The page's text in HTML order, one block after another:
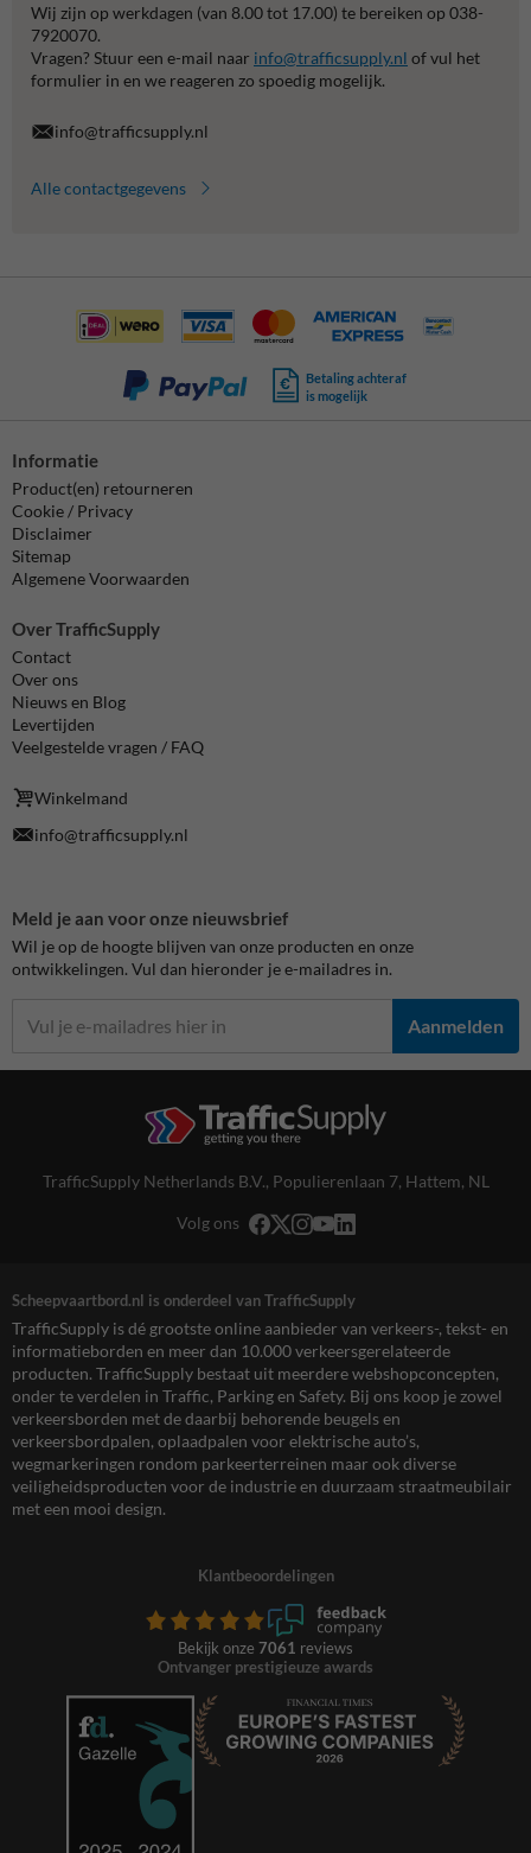
Wij zijn op werkdagen (van 8.00 tot 17.00) te bereiken op 038-
7920070.
Vragen? Stuur een e-mail naar info@trafficsupply.nl of vul het
formulier in en we reageren zo spoedig mogelijk.
info@trafficsupply.nl
Alle contactgegevens
Betaling achteraf
is mogelijk
Informatie
Product(en) retourneren
Cookie / Privacy
Disclaimer
Sitemap
Algemene Voorwaarden
Over TrafficSupply
Contact
Over ons
Nieuws en Blog
Levertijden
Veelgestelde vragen / FAQ
Winkelmand
info@trafficsupply.nl
Meld je aan voor onze nieuwsbrief
Wil je op de hoogte blijven van onze producten en onze
ontwikkelingen. Vul dan hieronder je e-mailadres in.
Aanmelden
TrafficSupply Netherlands B.V., Populierenlaan 7, Hattem, NL
Volg ons
Scheepvaartbord.nl is onderdeel van TrafficSupply
TrafficSupply is dé grootste online aanbieder van verkeers-, tekst- en
informatieborden en meer dan 10.000 verkeersgerelateerde
producten. TrafficSupply bestaat uit meerdere webshopconcepten,
onder te verdelen in Traffic, Parking en Safety. Bij ons koop je zowel
verkeersborden met de daarbij behorende beugels en
verkeersbordpalen, oplaadpalen voor elektrische auto’s,
wegmarkeringen rondom parkeerterreinen maar ook diverse
veiligheidsproducten voor de industrie en duurzaam straatmeubilair
met een mooi design.
Klantbeoordelingen
Bekijk onze 7061 reviews
Ontvanger prestigieuze awards